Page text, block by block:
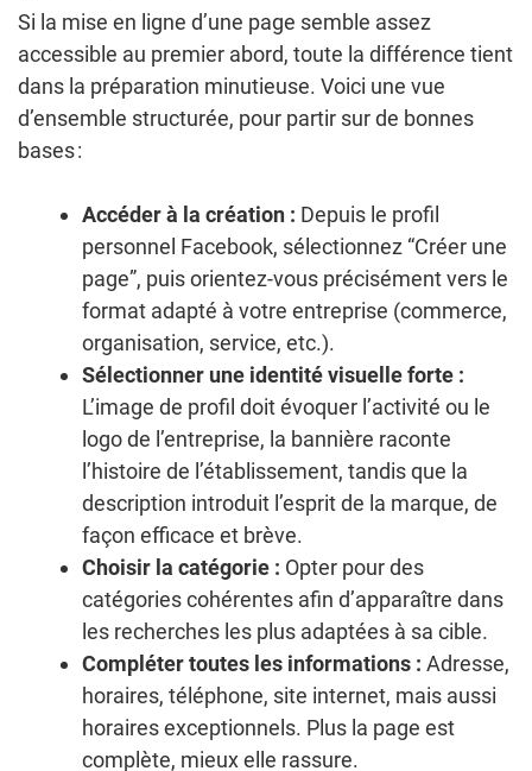
Si la mise en ligne d’une page semble assez
accessible au premier abord, toute la différence tient
dans la préparation minutieuse. Voici une vue
d’ensemble structurée, pour partir sur de bonnes
bases :
Accéder à la création : Depuis le profil
personnel Facebook, sélectionnez “Créer une
page”, puis orientez-vous précisément vers le
format adapté à votre entreprise (commerce,
organisation, service, etc.).
Sélectionner une identité visuelle forte :
L’image de profil doit évoquer l’activité ou le
logo de l’entreprise, la bannière raconte
l’histoire de l’établissement, tandis que la
description introduit l’esprit de la marque, de
façon efficace et brève.
Choisir la catégorie : Opter pour des
catégories cohérentes afin d’apparaître dans
les recherches les plus adaptées à sa cible.
Compléter toutes les informations : Adresse,
horaires, téléphone, site internet, mais aussi
horaires exceptionnels. Plus la page est
complète, mieux elle rassure.